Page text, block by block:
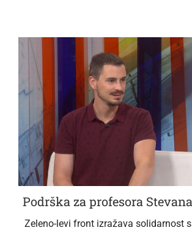
Podrška za profesora
Zeleno-levi front izražava solidarnost